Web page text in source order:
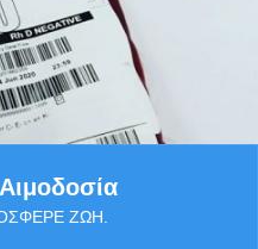
ΖΩΉ.